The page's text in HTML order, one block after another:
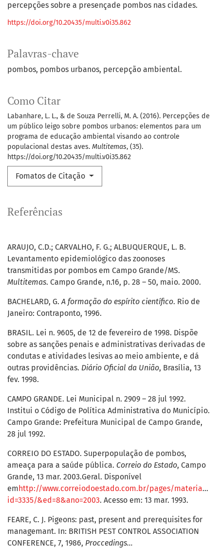
Palavras-chave
pombos pombos urbanos percepção ambiental.
Como Citar
Labanhare, L. L., & de Souza Perrelli, M. A. (2016). Percepções de
um público leigo sobre pombos urbanos: elementos para um
programa de educação ambiental visando ao controle
populacional destas aves. Multitemas, (35).
https://doi.org/10.20435/multi.v0i35.862
Fomatos de Citação
percepções sobre a presençade pombos nas cidades.
https://doi.org/10.20435/multi.v0i35.862
Referências
ARAUJO, C.D.; CARVALHO, F. G.; ALBUQUERQUE, L. B.
Levantamento epidemiológico das zoonoses
transmitidas por pombos em Campo Grande/MS.
Multitemas. Campo Grande, n.16, p. 28 – 50, maio. 2000.
BACHELARD, G.A formação do espírito científico. Rio de
Janeiro: Contraponto, 1996.
BRASIL. Lei n. 9605, de 12 de fevereiro de 1998. Dispõe
sobre as sanções penais e administrativas derivadas de
condutas e atividades lesivas ao meio ambiente, e dá
outras providências. Diário Oficial da União, Brasília, 13
fev. 1998.
CAMPO GRANDE. Lei Municipal n. 2909 – 28 jul 1992.
Institui o Código de Política Administrativa do Município.
Campo Grande: Prefeitura Municipal de Campo Grande,
28 jul 1992.
CORREIO DO ESTADO. Superpopulação de pombos,
ameaça para a saúde pública. Correio do Estado, Campo
Grande, 13 mar. 2003.Geral. Disponível
em http://www.correiodoestado.com.br/pages/
id=3335/&ed=8&ano=2003. Acesso em: 13 mar. 1993.
FEARE, C. J. Pigeons: past, present and prerequisites for
managemant. In: BRITISH PEST CONTROL ASSOCIATION
CONFERENCE, 7, 1986, Proccedings…